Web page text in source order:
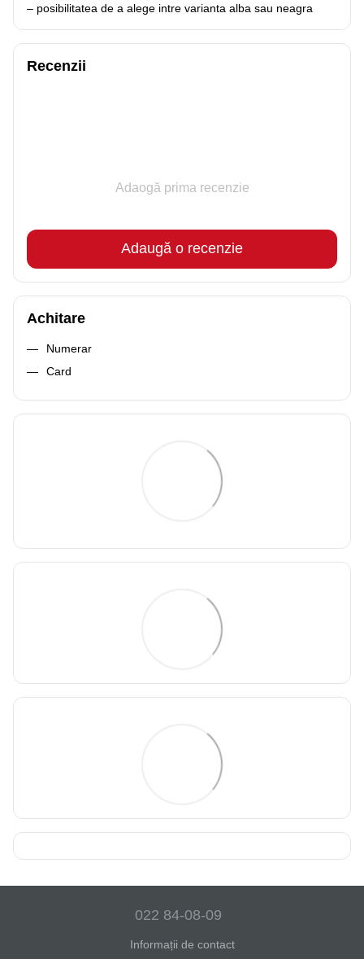
– posibilitatea de a alege intre varianta alba sau neagra
Recenzii
Adaogă prima recenzie
Adaugă o recenzie
Achitare
Numerar
Card
022 84-08-09
Informații de contact